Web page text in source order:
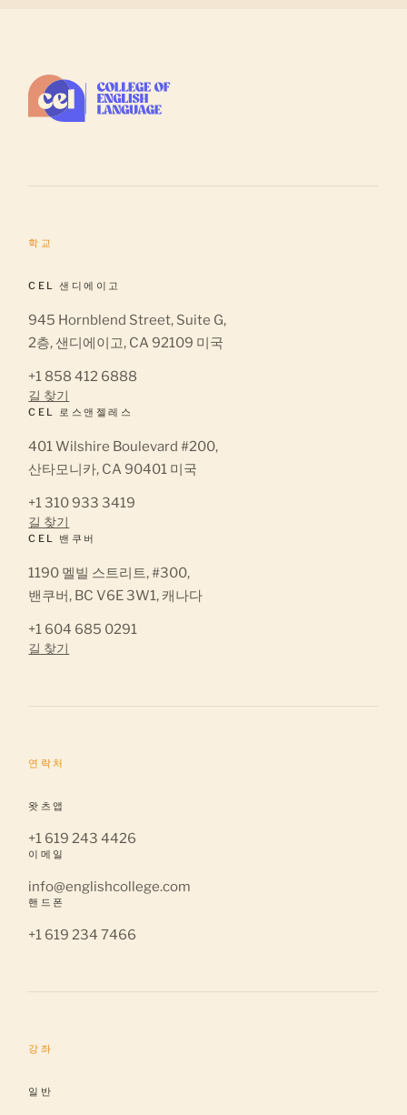
학교
CEL 샌디에이고
945 Hornblend Street, Suite G,
2층, 샌디에이고, CA 92109 미국
+1 858 412 6888
길 찾기
CEL 로스앤젤레스
401 Wilshire Boulevard #200,
산타모니카, CA 90401 미국
+1 310 933 3419
길 찾기
CEL 밴쿠버
1190 멜빌 스트리트, #300,
밴쿠버, BC V6E 3W1, 캐나다
+1 604 685 0291
길 찾기
연락처
왓츠앱
+1 619 243 4426
이메일
info@englishcollege.com
핸드폰
+1 619 234 7466
강좌
일반